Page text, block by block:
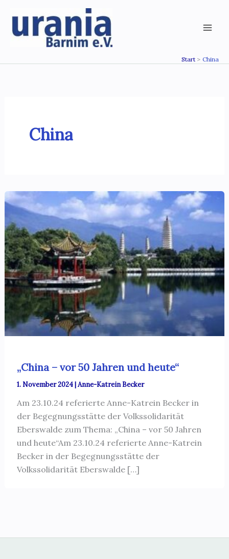
Inhalt
springen
Start China
China
„China – vor 50 Jahren und heute“
1. November 2024|Anne-Katrein Becker
Am 23.10.24 referierte Anne-Katrein Becker in
der Begegnungsstätte der Volkssolidarität
Eberswalde zum Thema: „China – vor 50 Jahren
und heute“Am 23.10.24 referierte Anne-Katrein
Becker in der Begegnungsstätte der
Volkssolidarität Eberswalde […]